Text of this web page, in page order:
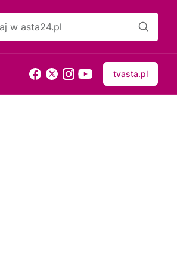
tvasta.pl